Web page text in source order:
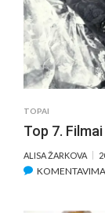
TOPAI
Top 7.
ALISA ŽARKOVA